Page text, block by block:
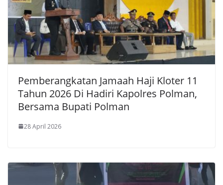
Pemberangkatan Jamaah Haji Kloter 11
Tahun 2026 Di Hadiri Kapolres Polman,
Bersama Bupati Polman
28 April 2026